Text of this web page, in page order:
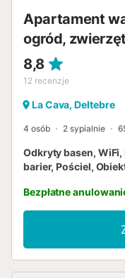
Apartament
ogród,
8,8
12 recenzje
La Cava, Deltebre
4 osób 2 sypialnie
Odkryty basen,
barier, Pościel,
Bezpłatne